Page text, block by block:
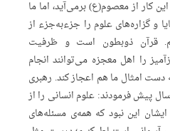
کار از معصوم(ع) برمی‌آید، اما ما
و گزاره‌های علوم را جزءبه‌جزء از
قرآن ذوبطون است و ظرفیت
را اهل معجزه می‌توانند انجام
امثال ما هم اعجاز کند. رهبری
پیش فرمودند: علوم انسانی را از
این نبود که همه‌ی مسئله‌های